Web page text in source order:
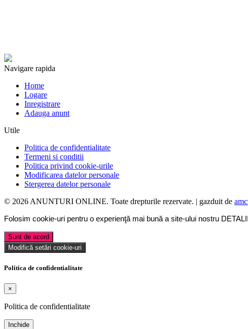
Navigare rapida
Home
Logare
Inregistrare
Adauga anunt
Utile
Politica de confidentialitate
Termeni si conditii
Politica privind cookie-urile
Modificarea datelor personale
Stergerea datelor personale
© 2026 ANUNTURI ONLINE. Toate drepturile rezervate. | gazduit de
Folosim cookie-uri pentru o experienţă mai bună a site-ului nostru DETALII
Sunt de acord
Modifică setări cookie-uri
Politica de confidentialitate
×
Politica de confidentialitate
Inchide